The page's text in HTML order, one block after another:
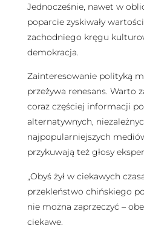
Jednocześnie, nawet w
poparcie zyskiwały
zachodniego kręgu
demokracja.
Zainteresowanie polityką
przeżywa renesans. Warto
coraz częściej informacji
alternatywnych,
najpopularniejszych
przykuwają też głosy
„Obyś żył w ciekawych
przekleństwo chińskiego
nie można zaprzeczyć –
ciekawe.